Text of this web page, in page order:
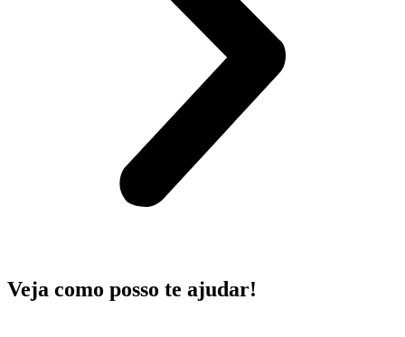
Veja como posso te ajudar!